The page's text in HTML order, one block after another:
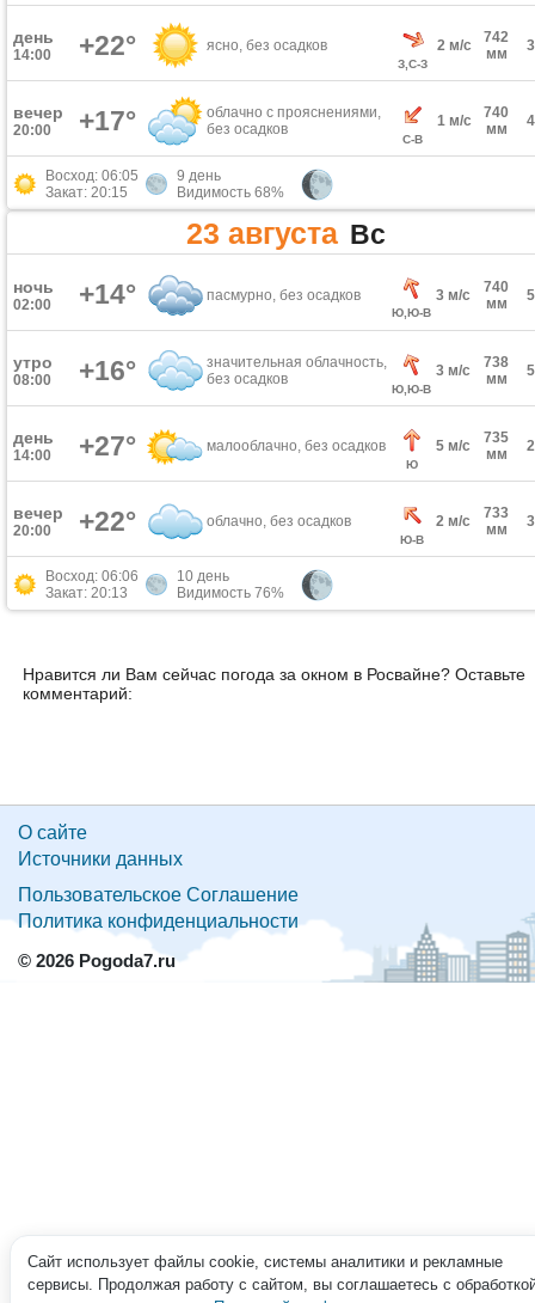
день
14:00 +22° ясно, без осадков
З,С-З
2 м/с
742
мм
вечер
20:00 +17°
облачно с прояснениями,
без осадков
С-В
1 м/с
740
мм
Восход: 06:05
Закат: 20:15
9 день
Видимость 68%
23 августа Вс
ночь
02:00 +14° пасмурно, без осадков
Ю,Ю-В
3 м/с
740
мм
утро
08:00 +16°
значительная облачность,
без осадков
Ю,Ю-В
3 м/с
738
мм
день
14:00 +27° малооблачно, без осадков
Ю
5 м/с
735
мм
вечер
20:00 +22° облачно, без осадков
Ю-В
2 м/с
733
мм
Восход: 06:06
Закат: 20:13
10 день
Видимость 76%
Нравится ли Вам сейчас погода за окном в Росвайне? Оставьте
комментарий:
О сайте
Источники данных
Пользовательское Соглашение
Политика конфиденциальности
© 2026 Pogoda7.ru
Сайт использует файлы cookie, системы аналитики и рекламные
сервисы. Продолжая работу с сайтом, вы соглашаетесь с